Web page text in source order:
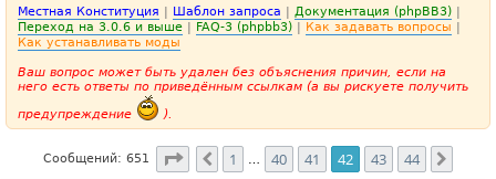
Местная Конституция | Шаблон запроса | Документация (phpBB3) |
Переход на 3.0.6 и выше | FAQ-3 (phpbb3) | Как задавать вопросы |
Как устанавливать моды
Ваш вопрос может быть удален без объяснения причин, если на
него есть ответы по приведённым ссылкам (а вы рискуете получить
предупреждение
).
Сообщений: 651 Страница42 из 44
Пред.
1 40 41 42 43 44